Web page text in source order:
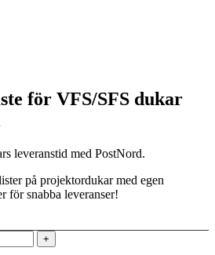
för VFS/SFS dukar
leveranstid med PostNord.
på projektordukar med egen
för snabba leveranser!
+